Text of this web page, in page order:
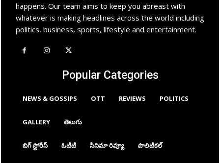
happens. Our team aims to keep you abreast with
whatever is making headlines across the world including
politics, business, sports, lifestyle and entertainment.
Popular Categories
NEWS & GOSSIPS OTT REVIEWS POLITICS
GALLERY తెలుగు
బిగ్ స్టోరీస్ ఓటిటి సినిమా రివ్యూ పొలిటికల్